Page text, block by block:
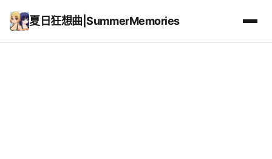
夏日狂想曲|SummerMemories